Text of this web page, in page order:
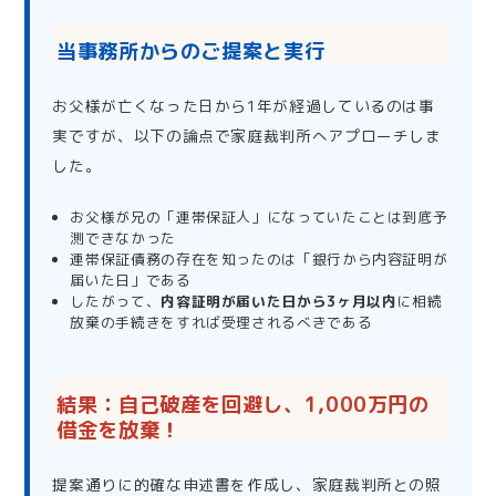
当事務所からのご提案と実行
お父様が亡くなった日から1年が経過しているのは事
実ですが、以下の論点で家庭裁判所へアプローチしま
した。
お父様が兄の「連帯保証人」になっていたことは到底予
測できなかった
連帯保証債務の存在を知ったのは「銀行から内容証明が
届いた日」である
したがって、 内容証明が届いた日から3ヶ月以内に相続
放棄の手続きをすれば受理されるべきである
結果：自己破産を回避し、1,000万円の
借金を放棄！
提案通りに的確な申述書を作成し、家庭裁判所との照